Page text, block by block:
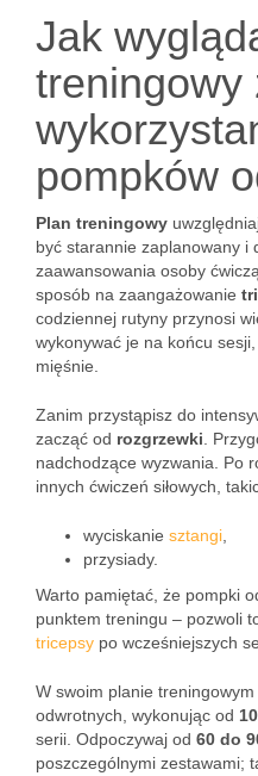
Jak
treningowy
pompków
Plan treningowy
być starannie zaplanowany i
zaawansowania osoby
sposób na zaangażowanie
codziennej rutyny przynosi
wykonywać je na końcu
mięśnie.
Zanim przystąpisz do
zacząć od rozgrzewki .
nadchodzące wyzwania. Po
innych ćwiczeń siłowych,
wyciskanie sztangi
przysiady.
Warto pamiętać, że pompki
punktem treningu – pozwoli
tricepsy po wcześniejszych
W swoim planie
odwrotnych, wykonując od
serii. Odpoczywaj od 60 do
poszczególnymi zestawami;